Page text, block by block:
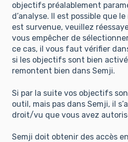
objectifs préalablement
d’analyse. Il est possible que
est survenue, veuillez
vous empêcher de
ce cas, il vous faut vérifier
si les objectifs sont bien
remontent bien dans Semji.
Si par la suite vos objectifs
outil, mais pas dans Semji, il
droit/vu que vous avez
Semji doit obtenir des accès